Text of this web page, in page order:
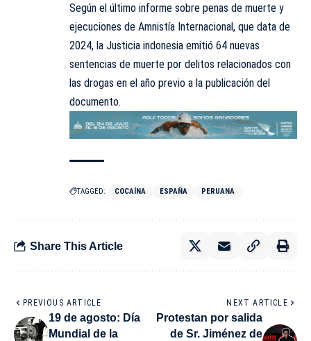
Según el último informe sobre penas de muerte y
ejecuciones de Amnistía Internacional, que data de
2024, la Justicia indonesia emitió 64 nuevas
sentencias de muerte por delitos relacionados con
las drogas en el año previo a la publicación del
documento.
TAGGED: COCAÍNA ESPAÑA PERUANA
Share This Article
PREVIOUS ARTICLE
19 de agosto: Día
Mundial de la
NEXT ARTICLE
Protestan por salida
de Sr. Jiménez de